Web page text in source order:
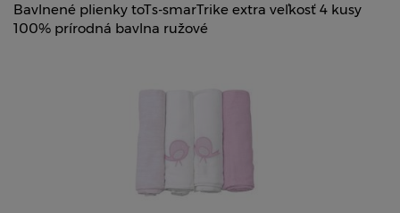
Bavlnené plienky toTs-smarTrike extra veľkosť 4 kusy
100% prírodná bavlna ružové